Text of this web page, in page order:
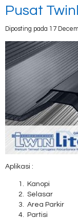
Pusat
Diposting pada 17
Aplikasi :
Kanopi
Selasar
Area Parkir
Partisi